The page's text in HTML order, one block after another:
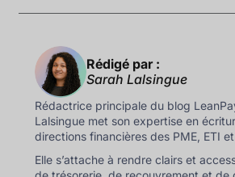
Rédigé par :
Sarah Lalsingue
Rédactrice principale du blog
Lalsingue met son expertise en
directions financières des PME, ETI
Elle s’attache à rendre clairs et